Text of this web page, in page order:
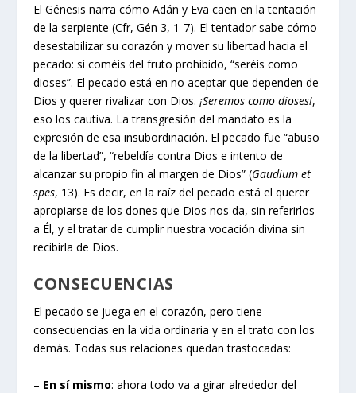
El Génesis narra cómo Adán y Eva caen en la tentación
de la serpiente (Cfr, Gén 3, 1-7). El tentador sabe cómo
desestabilizar su corazón y mover su libertad hacia el
pecado: si coméis del fruto prohibido, “seréis como
dioses”. El pecado está en no aceptar que dependen de
Dios y querer rivalizar con Dios. ¡Seremos como dioses!,
eso los cautiva. La transgresión del mandato es la
expresión de esa insubordinación. El pecado fue “abuso
de la libertad”, “rebeldía contra Dios e intento de
alcanzar su propio fin al margen de Dios” (Gaudium et
spes, 13). Es decir, en la raíz del pecado está el querer
apropiarse de los dones que Dios nos da, sin referirlos
a Él, y el tratar de cumplir nuestra vocación divina sin
recibirla de Dios.
CONSECUENCIAS
El pecado se juega en el corazón, pero tiene
consecuencias en la vida ordinaria y en el trato con los
demás. Todas sus relaciones quedan trastocadas:
– En sí mismo: ahora todo va a girar alrededor del